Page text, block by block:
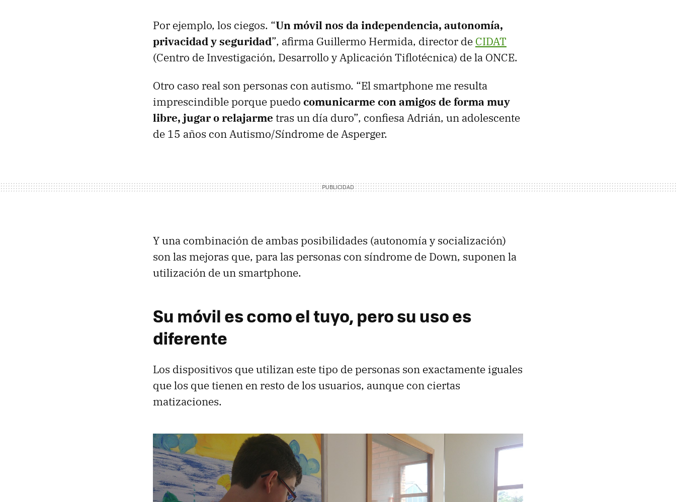
Por ejemplo, los ciegos. “Un móvil nos da independencia, autonomía,
privacidad y seguridad”, afirma Guillermo Hermida, director de CIDAT
(Centro de Investigación, Desarrollo y Aplicación Tiflotécnica) de la ONCE.
Otro caso real son personas con autismo. “El smartphone me resulta
imprescindible porque puedo comunicarme con amigos de forma muy
libre, jugar o relajarme tras un día duro”, confiesa Adrián, un adolescente
de 15 años con Autismo/Síndrome de Asperger.
Y una combinación de ambas posibilidades (autonomía y socialización)
son las mejoras que, para las personas con síndrome de Down, suponen la
utilización de un smartphone.
Su móvil es como el tuyo, pero su uso es
diferente
Los dispositivos que utilizan este tipo de personas son exactamente iguales
que los que tienen en resto de los usuarios, aunque con ciertas
matizaciones.